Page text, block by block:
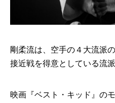
剛柔流は、空手の４大流派
接近戦を得意としている流派
映画『ベスト・キッド』の